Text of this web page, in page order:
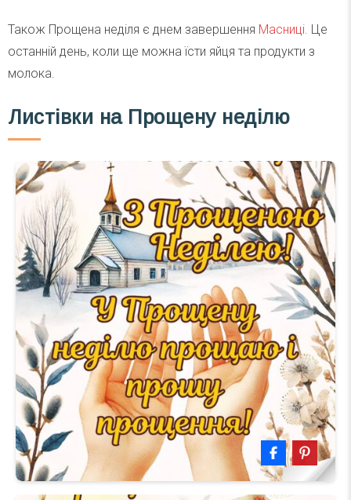
Також Прощена неділя є днем завершення Масниці. Це
останній день, коли ще можна їсти яйця та продукти з
молока.
Листівки на Прощену неділю